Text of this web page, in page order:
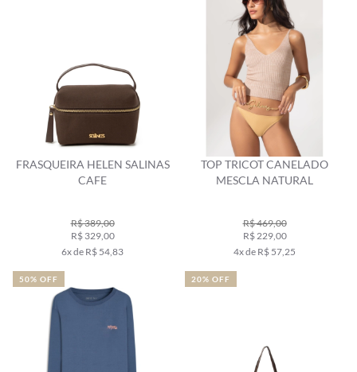
FRASQUEIRA HELEN SALINAS
CAFE
R$ 389,00
R$ 329,00
6x de R$ 54,83
TOP TRICOT CANELADO
MESCLA NATURAL
R$ 469,00
R$ 229,00
4x de R$ 57,25
50% OFF 20% OFF